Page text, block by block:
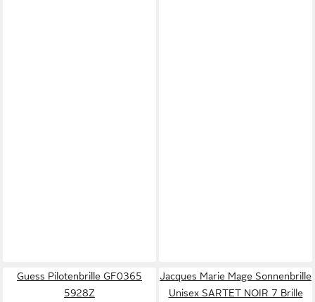
Guess Pilotenbrille GF0365
5928Z
Jacques Marie Mage Sonnenbrille
Unisex SARTET NOIR 7 Brille